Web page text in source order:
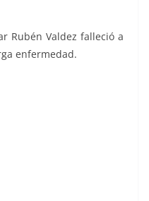
Rubén Valdez falleció a
enfermedad.